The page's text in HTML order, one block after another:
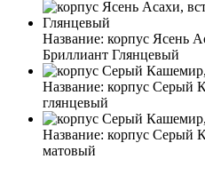
Название: корпус Ясень
Бриллиант Глянцевый
Название: корпус Серый
глянцевый
Название: корпус Серый
матовый